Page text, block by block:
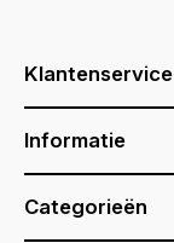
Klantenservice
Informatie
Categorieën